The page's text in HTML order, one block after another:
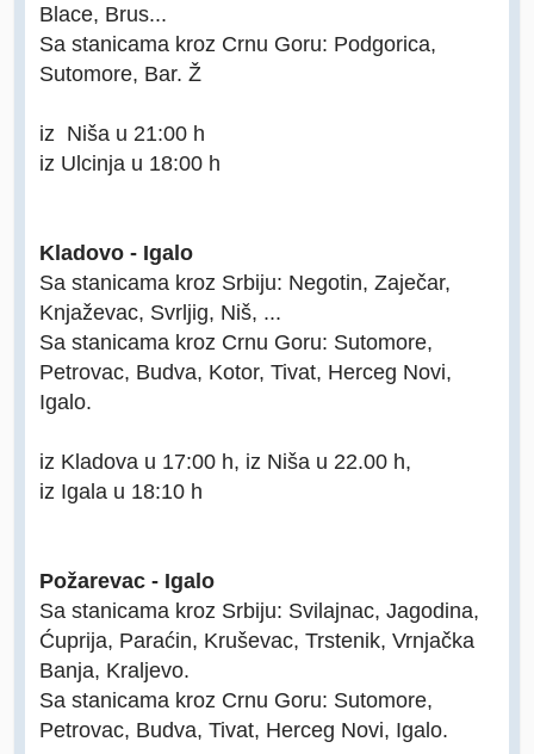
Blace, Brus...
Sa stanicama kroz Crnu Goru: Podgorica,
Sutomore, Bar. Ž
iz Niša u 21:00 h
iz Ulcinja u 18:00 h
Kladovo - Igalo
Sa stanicama kroz Srbiju: Negotin, Zaječar,
Knjaževac, Svrljig, Niš, ...
Sa stanicama kroz Crnu Goru: Sutomore,
Petrovac, Budva, Kotor, Tivat, Herceg Novi,
Igalo.
iz Kladova u 17:00 h, iz Niša u 22.00 h,
iz Igala u 18:10 h
Požarevac - Igalo
Sa stanicama kroz Srbiju: Svilajnac, Jagodina,
Ćuprija, Paraćin, Kruševac, Trstenik, Vrnjačka
Banja, Kraljevo.
Sa stanicama kroz Crnu Goru: Sutomore,
Petrovac, Budva, Tivat, Herceg Novi, Igalo.